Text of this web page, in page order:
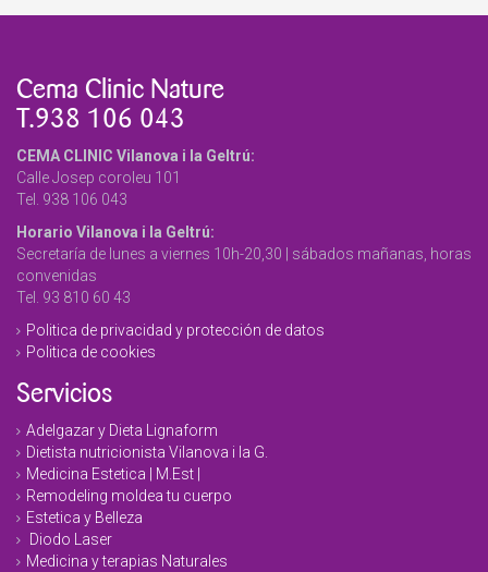
Cema Clinic Nature
T.938 106 043
CEMA CLINIC Vilanova i la Geltrú:
Calle Josep coroleu 101
Tel. 938 106 043
Horario Vilanova i la Geltrú:
Secretaría de lunes a viernes 10h-20,30 | sábados mañanas, horas
convenidas
Tel. 93 810 60 43
Politica de privacidad y protección de datos
Politica de cookies
Servicios
Adelgazar y Dieta Lignaform
Dietista nutricionista Vilanova i la G.
Medicina Estetica | M.Est |
Remodeling moldea tu cuerpo
Estetica y Belleza
Diodo Laser
Medicina y terapias Naturales